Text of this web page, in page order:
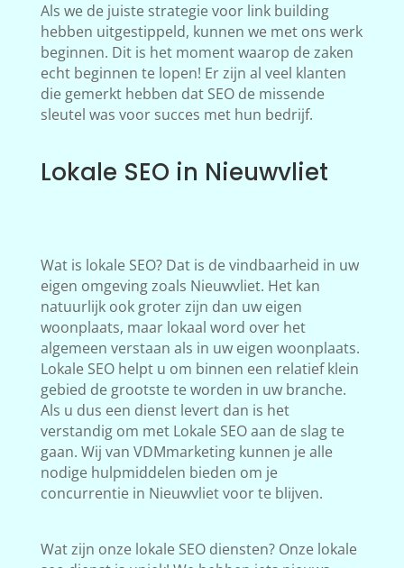
Als we de juiste strategie voor link building
hebben uitgestippeld, kunnen we met ons werk
beginnen. Dit is het moment waarop de zaken
echt beginnen te lopen! Er zijn al veel klanten
die gemerkt hebben dat SEO de missende
sleutel was voor succes met hun bedrijf.
Lokale SEO in Nieuwvliet
Wat is lokale SEO? Dat is de vindbaarheid in uw
eigen omgeving zoals Nieuwvliet. Het kan
natuurlijk ook groter zijn dan uw eigen
woonplaats, maar lokaal word over het
algemeen verstaan als in uw eigen woonplaats.
Lokale SEO helpt u om binnen een relatief klein
gebied de grootste te worden in uw branche.
Als u dus een dienst levert dan is het
verstandig om met Lokale SEO aan de slag te
gaan. Wij van VDMmarketing kunnen je alle
nodige hulpmiddelen bieden om je
concurrentie in Nieuwvliet voor te blijven.
Wat zijn onze lokale SEO diensten? Onze lokale